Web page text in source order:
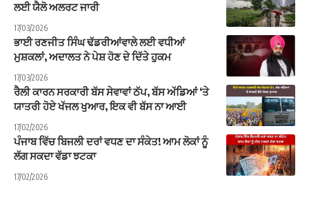
ਲਈ ਯੈਲੋ ਅਲਰਟ ਜਾਰੀ
17/03/2026
ਭਾਈ ਰਣਜੀਤ ਸਿੰਘ ਢੱਡਰੀਆਂਵਾਲੇ ਲਈ ਵਧੀਆਂ
ਮੁਸ਼ਕਲਾਂ, ਅਦਾਲਤ ਨੇ ਪੇਸ਼ ਹੋਣ ਦੇ ਦਿੱਤੇ ਹੁਕਮ
17/03/2026
ਰੈਲੀ ਕਾਰਨ ਸਰਕਾਰੀ ਬੱਸ ਸੇਵਾਵਾਂ ਠੱਪ, ਬੱਸ ਅੱਡਿਆਂ ‘ਤੇ
ਯਾਤਰੀ ਹੋਏ ਖੱਜਲ ਖੁਆਰ, ਇਕ ਵੀ ਬੱਸ ਨਾ ਆਈ
17/02/2026
ਪੰਜਾਬ ਵਿੱਚ ਬਿਜਲੀ ਦਰਾਂ ਵਧਣ ਦਾ ਸੰਕੇਤ! ਆਮ ਲੋਕਾਂ ਨੂੰ
ਲੱਗ ਸਕਦਾ ਵੱਡਾ ਝਟਕਾ
17/02/2026